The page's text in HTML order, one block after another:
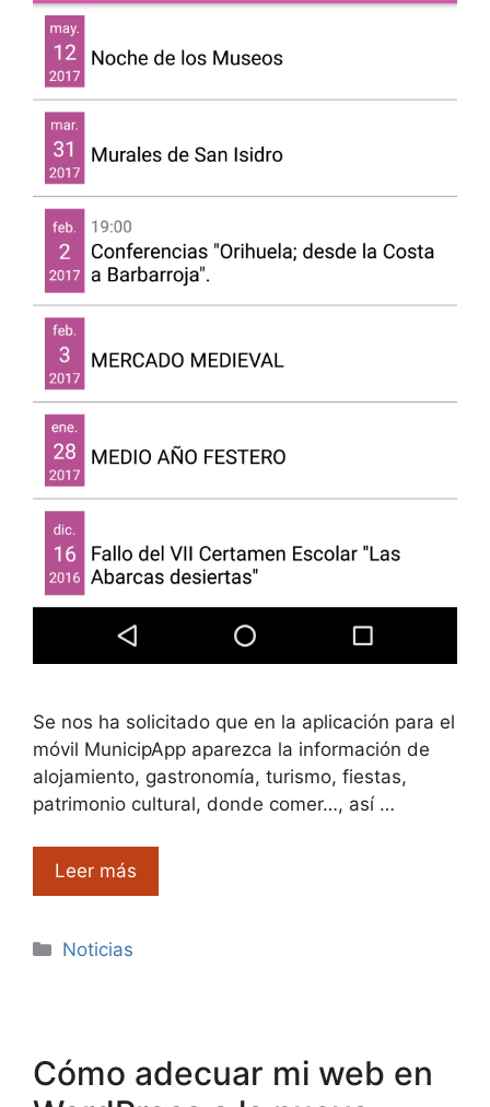
Se nos ha solicitado que en la aplicación para el
móvil MunicipApp aparezca la información de
alojamiento, gastronomía, turismo, fiestas,
patrimonio cultural, donde comer…, así …
Leer más
Categorías
Noticias
Cómo adecuar mi web en